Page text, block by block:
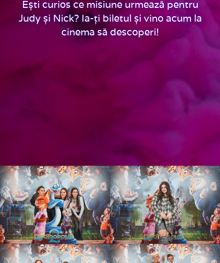
Ești curios ce misiune urmează pentru
Judy și Nick? Ia-ți biletul și vino acum la
cinema să descoperi!